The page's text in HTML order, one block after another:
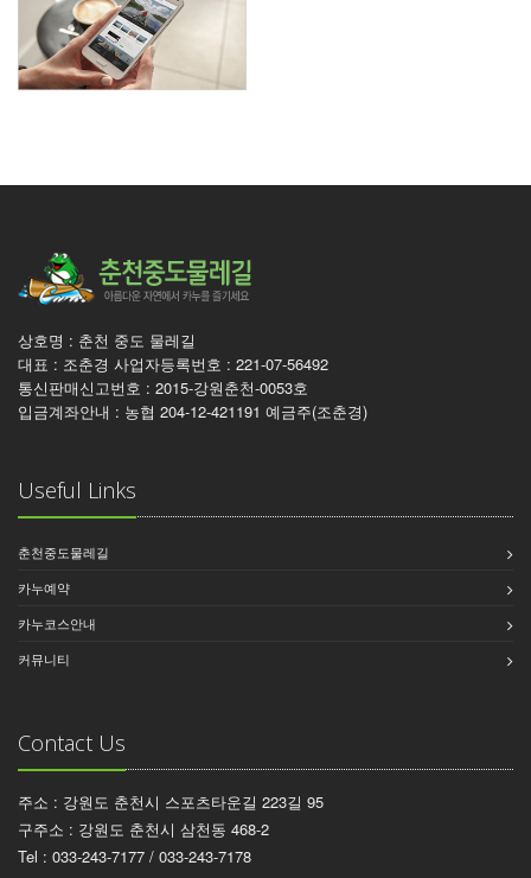
상호명 : 춘천 중도 물레길
대표 : 조춘경 사업자등록번호 : 221-07-56492
통신판매신고번호 : 2015-강원춘천-0053호
입금계좌안내 : 농협 204-12-421191 예금주(조춘경)
Useful Links
춘천중도물레길
카누예약
카누코스안내
커뮤니티
Contact Us
주소 : 강원도 춘천시 스포츠타운길 223길 95
구주소 : 강원도 춘천시 삼천동 468-2
Tel : 033-243-7177 / 033-243-7178